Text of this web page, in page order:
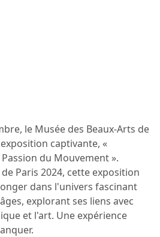
le Musée des Beaux-Arts de
captivante, «
du Mouvement ».
Paris 2024, cette exposition
dans l'univers fascinant
explorant ses liens avec
et l'art. Une expérience